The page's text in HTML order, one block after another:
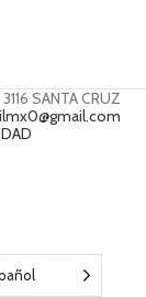
SANTA CRUZ